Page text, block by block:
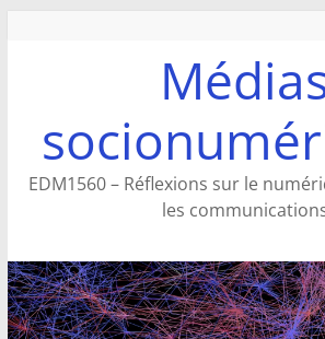
EDM1560 – Réflexions sur le
les